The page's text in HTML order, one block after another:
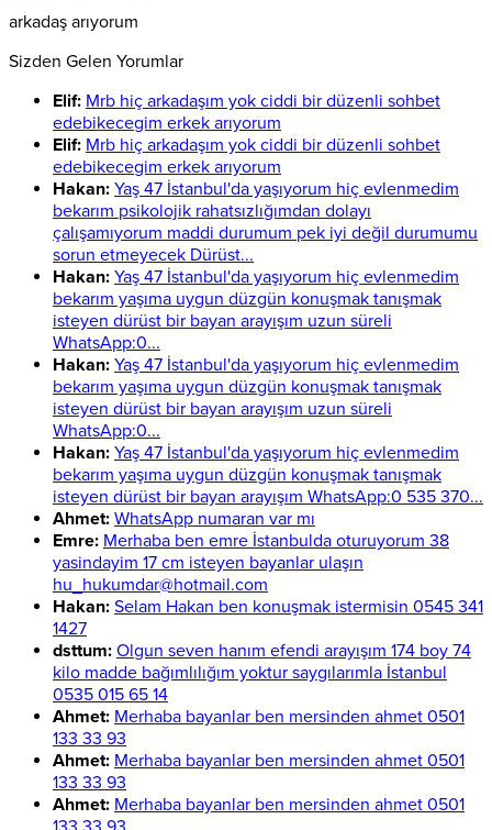
arkadaş arıyorum
Sizden Gelen Yorumlar
Elif: Mrb hiç arkadaşım yok ciddi bir düzenli sohbet
edebikecegim erkek arıyorum
Elif: Mrb hiç arkadaşım yok ciddi bir düzenli sohbet
edebikecegim erkek arıyorum
Hakan: Yaş 47 İstanbul'da yaşıyorum hiç evlenmedim
bekarım psikolojik rahatsızlığımdan dolayı
çalışamıyorum maddi durumum pek iyi değil durumumu
sorun etmeyecek Dürüst...
Hakan: Yaş 47 İstanbul'da yaşıyorum hiç evlenmedim
bekarım yaşıma uygun düzgün konuşmak tanışmak
isteyen dürüst bir bayan arayışım uzun süreli
WhatsApp:0...
Hakan: Yaş 47 İstanbul'da yaşıyorum hiç evlenmedim
bekarım yaşıma uygun düzgün konuşmak tanışmak
isteyen dürüst bir bayan arayışım uzun süreli
WhatsApp:0...
Hakan: Yaş 47 İstanbul'da yaşıyorum hiç evlenmedim
bekarım yaşıma uygun düzgün konuşmak tanışmak
isteyen dürüst bir bayan arayışım WhatsApp:0 535 370...
Ahmet: WhatsApp numaran var mı
Emre: Merhaba ben emre İstanbulda oturuyorum 38
yasindayim 17 cm isteyen bayanlar ulaşın
hu_hukumdar@hotmail.com
Hakan: Selam Hakan ben konuşmak istermisin 0545 341
1427
dsttum: Olgun seven hanım efendi arayışım 174 boy 74
kilo madde bağımlılığım yoktur saygılarımla İstanbul
0535 015 65 14
Ahmet: Merhaba bayanlar ben mersinden ahmet 0501
133 33 93
Ahmet: Merhaba bayanlar ben mersinden ahmet 0501
133 33 93
Ahmet: Merhaba bayanlar ben mersinden ahmet 0501